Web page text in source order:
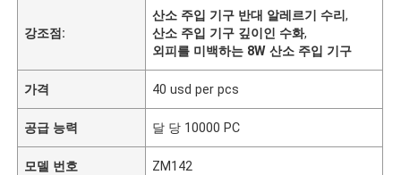
강조점:
산소 주입 기구 반대 알레르기 수리,
산소 주입 기구 깊이인 수화,
외피를 미백하는 8W 산소 주입 기구
가격 40 usd per pcs
공급 능력 달 당 10000 PC
모델 번호 ZM142